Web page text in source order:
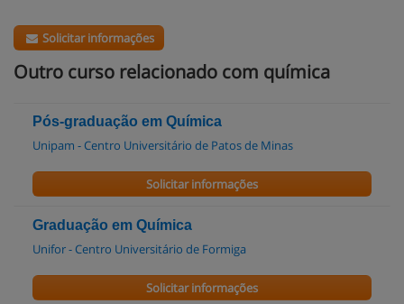
Solicitar informações
Outro curso relacionado com química
Pós-graduação em Química
Unipam - Centro Universitário de Patos de Minas
Solicitar informações
Graduação em Química
Unifor - Centro Universitário de Formiga
Solicitar informações